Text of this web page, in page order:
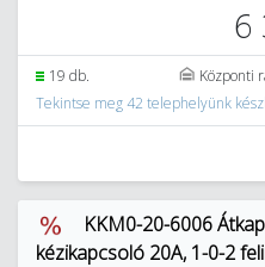
6
19 db. Központi
Tekintse meg 42 telephelyünk
KKM0-20-6006
kézikapcsoló 20A, 1-0-2